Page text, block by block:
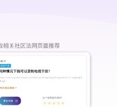
另一方支付附属济助。如果
其他人合法结婚，支付方是
宣告婚姻因重婚而无效，以